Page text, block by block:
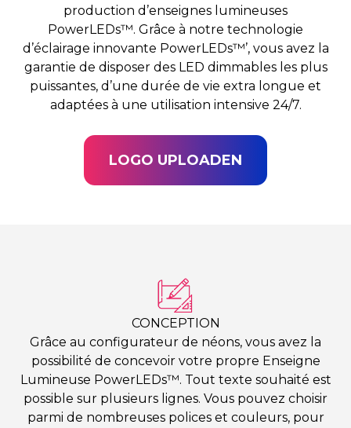
production d’enseignes lumineuses
PowerLEDs™. Grâce à notre technologie
d’éclairage innovante PowerLEDs™’, vous avez la
garantie de disposer des LED dimmables les plus
puissantes, d’une durée de vie extra longue et
adaptées à une utilisation intensive 24/7.
LOGO UPLOADEN
CONCEPTION
Grâce au configurateur de néons, vous avez la
possibilité de concevoir votre propre Enseigne
Lumineuse PowerLEDs™. Tout texte souhaité est
possible sur plusieurs lignes. Vous pouvez choisir
parmi de nombreuses polices et couleurs, pour